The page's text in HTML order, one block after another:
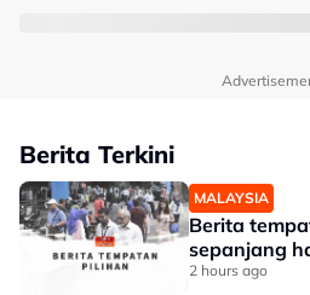
Berita Terkini
MALAYSIA
Berita
sepanjang
2 hours ago